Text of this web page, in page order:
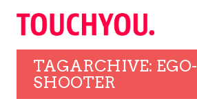
TAGARCHIVE: EGO-
SHOOTER